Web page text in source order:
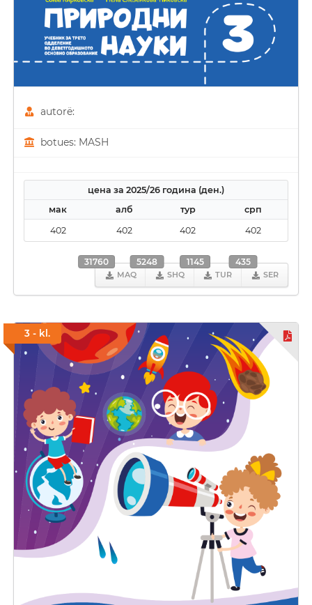
autorë:
botues: MASH
цена за 2025/26 година (ден.)
мак
алб тур
срп
402
402 402 402
MAQ
31760
SHQ
5248
TUR
1145
SER
435
3 - kl.